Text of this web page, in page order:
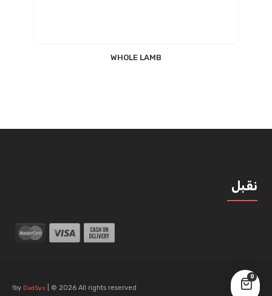
0
WHOLE LAMB
نقبل
by DadSys | © 2026 All rights reserved!